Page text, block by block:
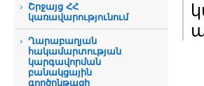
Շրջայց ՀՀ
կառավարությունում
Ղարաբաղյան
հակամարտության
կարգավորման
բանակցային
գործընթացի